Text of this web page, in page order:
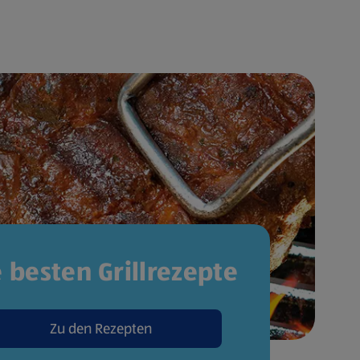
besten Grillrezepte
Zu den Rezepten